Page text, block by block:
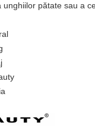
unghiilor pătate sau a